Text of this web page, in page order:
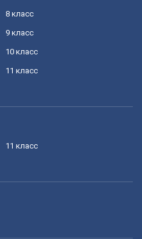
8 класс
9 класс
10 класс
11 класс
11 класс